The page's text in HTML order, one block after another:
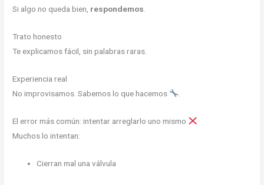
Si algo no queda bien, respondemos.
Trato honesto
Te explicamos fácil, sin palabras raras.
Experiencia real
No improvisamos. Sabemos lo que hacemos
El error más común: intentar arreglarlo uno mismo
Muchos lo intentan:
Cierran mal una válvula